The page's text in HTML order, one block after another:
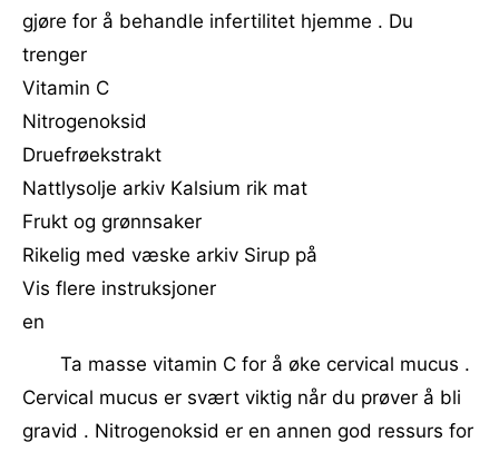
gjøre for å behandle infertilitet hjemme . Du
trenger
Vitamin C
Nitrogenoksid
Druefrøekstrakt
Nattlysolje arkiv Kalsium rik mat
Frukt og grønnsaker
Rikelig med væske arkiv Sirup på
Vis flere instruksjoner
en
Ta masse vitamin C for å øke cervical mucus .
Cervical mucus er svært viktig når du prøver å bli
gravid . Nitrogenoksid er en annen god ressurs for